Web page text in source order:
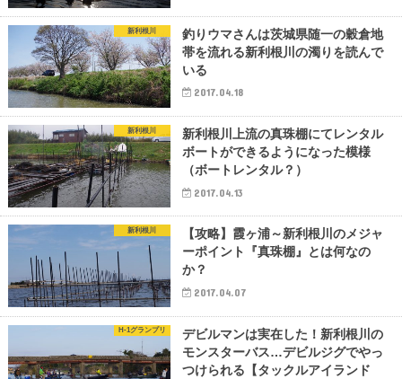
新利根川
釣りウマさんは茨城県随一の穀倉地
帯を流れる新利根川の濁りを読んで
いる
2017.04.18
新利根川
新利根川上流の真珠棚にてレンタル
ボートができるようになった模様
（ボートレンタル？）
2017.04.13
新利根川
【攻略】霞ヶ浦～新利根川のメジャ
ーポイント『真珠棚』とは何なの
か？
2017.04.07
H-1グランプリ
デビルマンは実在した！新利根川の
モンスターバス…デビルジグでやっ
つけられる【タックルアイランド